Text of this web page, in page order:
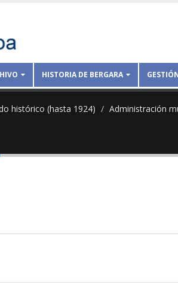
HISTORIA DE BERGARA
histórico (hasta 1924) Administración